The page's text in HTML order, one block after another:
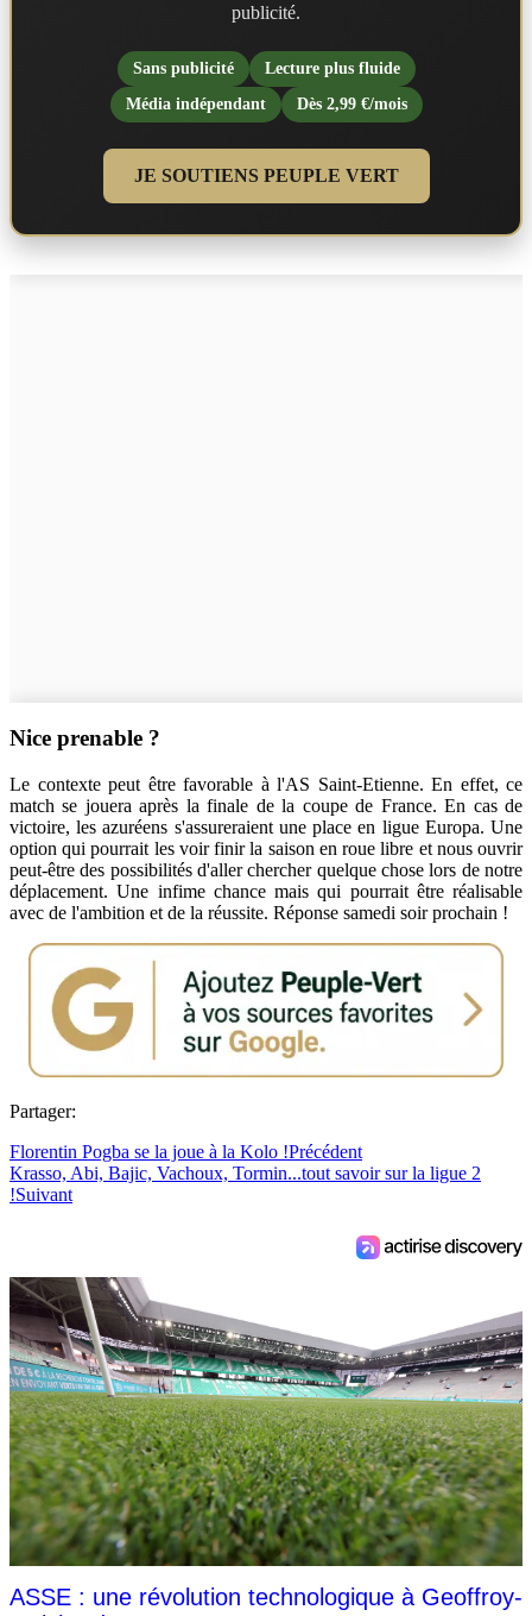
publicité.
Sans publicité
Lecture plus fluide
Média indépendant
Dès 2,99 €/mois
JE SOUTIENS PEUPLE VERT
Nice prenable ?
Le contexte peut être favorable à l'AS Saint-Etienne. En effet, ce
match se jouera après la finale de la coupe de France. En cas de
victoire, les azuréens s'assureraient une place en ligue Europa. Une
option qui pourrait les voir finir la saison en roue libre et nous ouvrir
peut-être des possibilités d'aller chercher quelque chose lors de notre
déplacement. Une infime chance mais qui pourrait être réalisable
avec de l'ambition et de la réussite. Réponse samedi soir prochain !
Partager:
Florentin Pogba se la joue à la Kolo !Précédent
Krasso, Abi, Bajic, Vachoux, Tormin...tout savoir sur la ligue 2
!Suivant
ASSE : une révolution technologique à Geoffroy-